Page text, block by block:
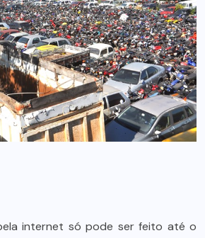
internet só pode ser feito até o